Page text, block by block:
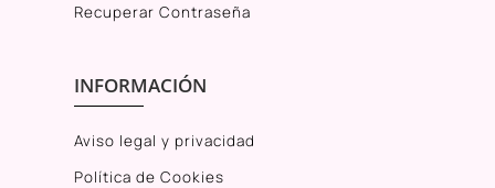
Recuperar Contraseña
INFORMACIÓN
Aviso legal y privacidad
Política de Cookies